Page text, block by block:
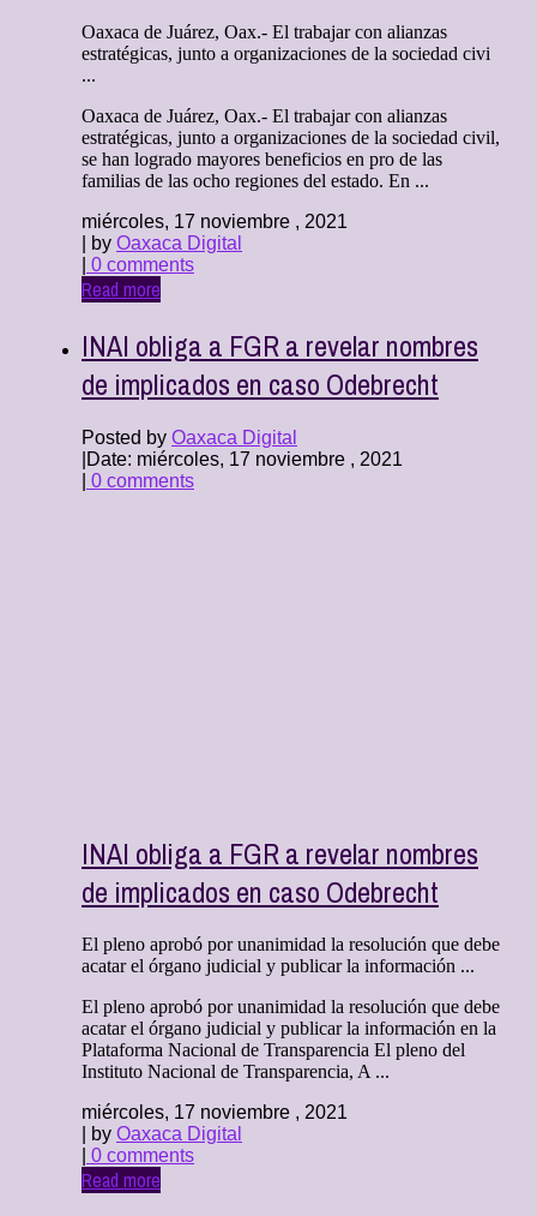
Oaxaca de Juárez, Oax.- El trabajar con alianzas
estratégicas, junto a organizaciones de la sociedad civi
...
Oaxaca de Juárez, Oax.- El trabajar con alianzas
estratégicas, junto a organizaciones de la sociedad civil,
se han logrado mayores beneficios en pro de las
familias de las ocho regiones del estado. En ...
miércoles, 17 noviembre , 2021
| by Oaxaca Digital
0 comments
Read more
INAI obliga a FGR a revelar nombres
de implicados en caso Odebrecht
Posted by Oaxaca Digital
Date: miércoles, 17 noviembre , 2021
0 comments
INAI obliga a FGR a revelar nombres
de implicados en caso Odebrecht
El pleno aprobó por unanimidad la resolución que debe
acatar el órgano judicial y publicar la información ...
El pleno aprobó por unanimidad la resolución que debe
acatar el órgano judicial y publicar la información en la
Plataforma Nacional de Transparencia El pleno del
Instituto Nacional de Transparencia, A ...
miércoles, 17 noviembre , 2021
| by Oaxaca Digital
0 comments
Read more